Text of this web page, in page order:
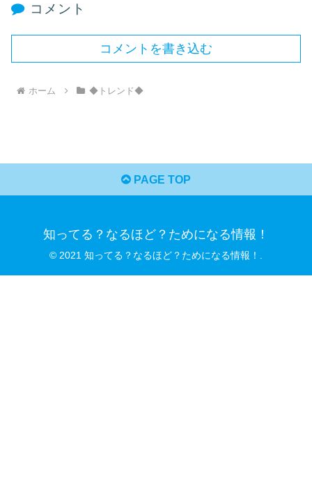
コメント
コメントを書き込む
ホーム ◆トレンド◆
PAGE TOP
知ってる？なるほど？ためになる情報！
© 2021 知ってる？なるほど？ためになる情報！.